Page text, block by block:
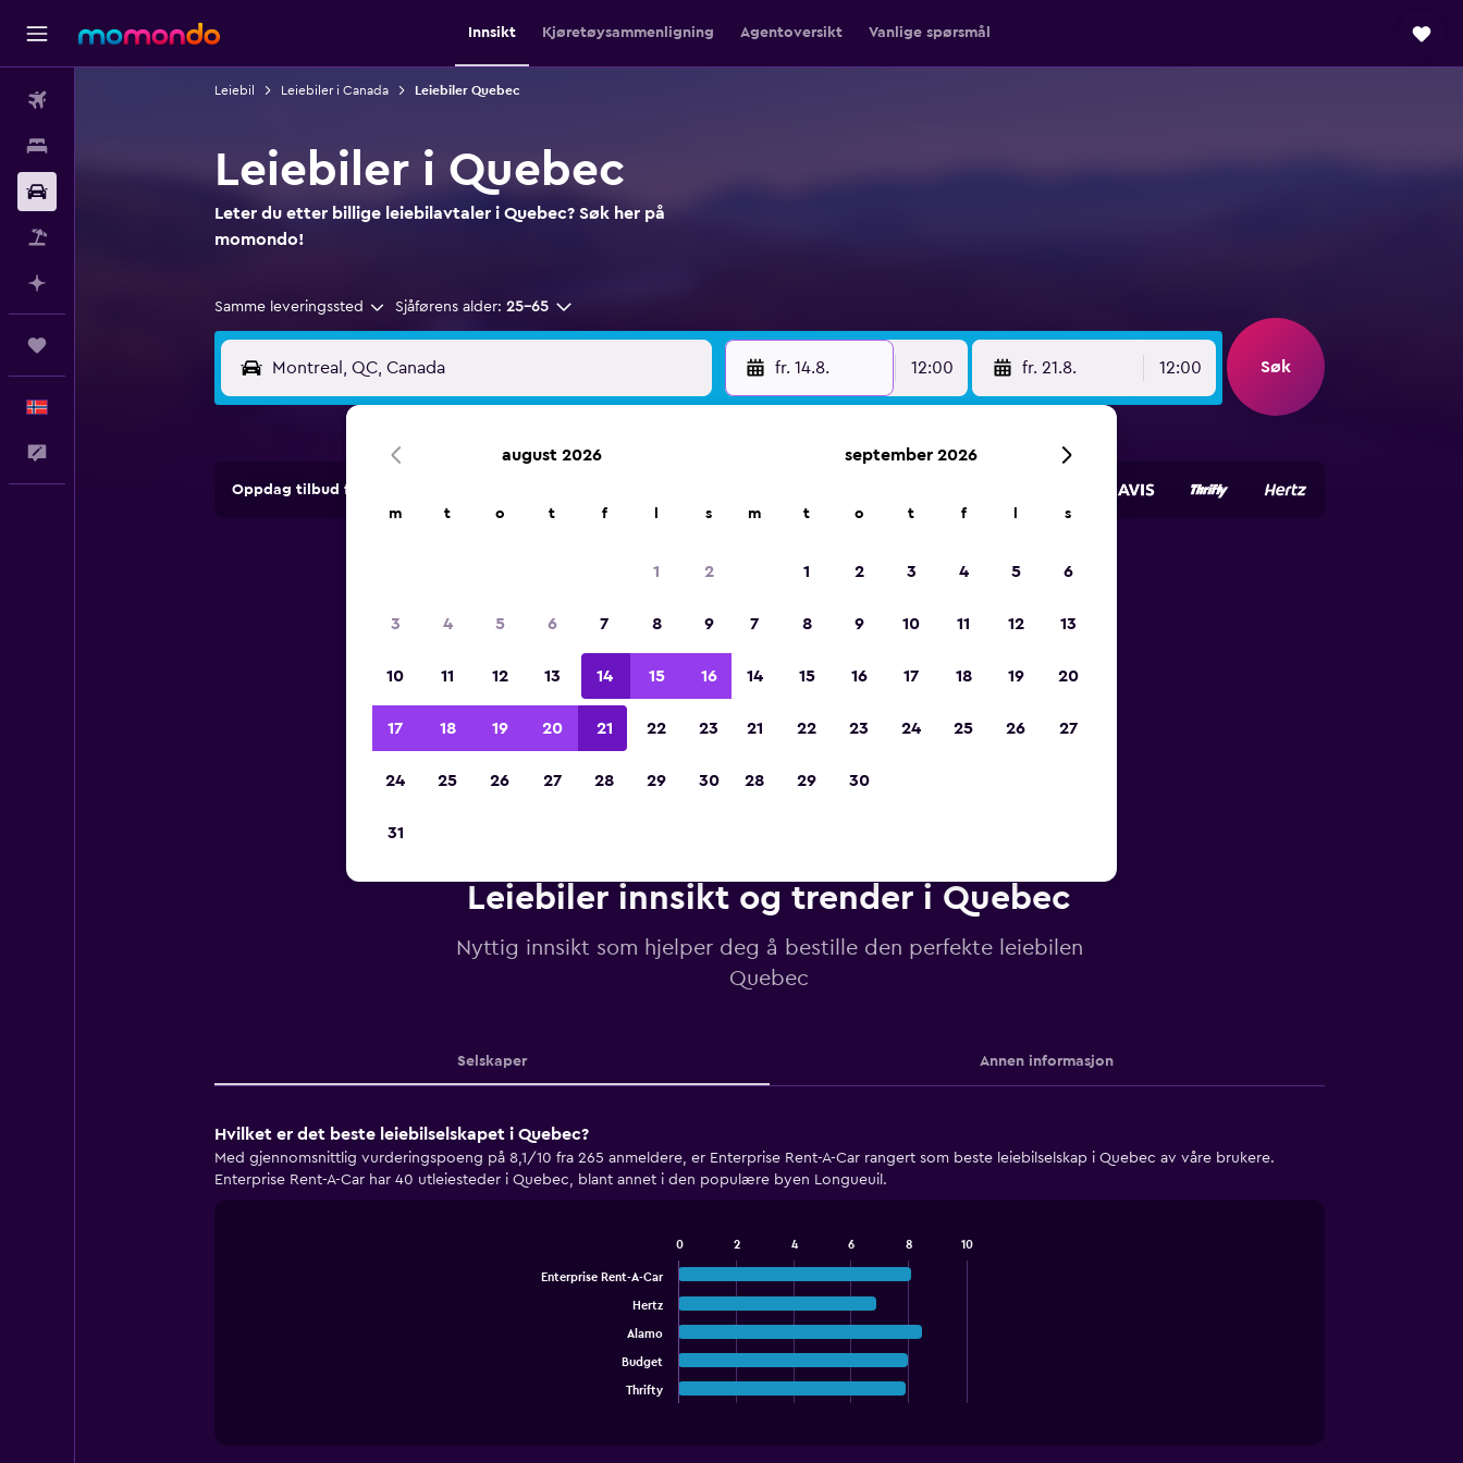
Innsikt Kjøretøysammenligning Agentoversikt Vanlige spørsmål
Leiebil Leiebiler i Canada Leiebiler Quebec
Leiebiler i Quebec
Leter du etter billige leiebilavtaler i Quebec? Søk her på
momondo!
Samme leveringssted Sjåførens alder: 25–65
fr. 14.8. 12:00 fr. 21.8. 12:00 Søk
Oppdag tilbud fra utleieselskaper på mer enn 70 000 steder med momondo.
2023
Leiebiler innsikt og trender i Quebec
Nyttig innsikt som hjelper deg å bestille den perfekte leiebilen
Quebec
Selskaper Annen informasjon
Hvilket er det beste leiebilselskapet i Quebec?
Med gjennomsnittlig vurderingspoeng på 8,1/10 fra 265 anmeldere, er Enterprise Rent-A-Car rangert som beste leiebilselskap i Quebec av våre brukere.
Enterprise Rent-A-Car har 40 utleiesteder i Quebec, blant annet i den populære byen Longueuil.
chart
graphic.
Enterprise Rent-A-Car
Hertz
Alamo
Budget
Thrifty
0 2 4 6 8 10
august 2026
m t o t f s
1 2
3 4 5 6 7 8 9
10 11 12 13 14 15 16
17 18 19 20 21 22 23
24 25 26 27 28 29 30
31
september 2026
m t o t f s
1 2 3 4 5 6
7 8 9 10 11 12 13
14 15 16 17 18 19 20
21 22 23 24 25 26 27
28 29 30